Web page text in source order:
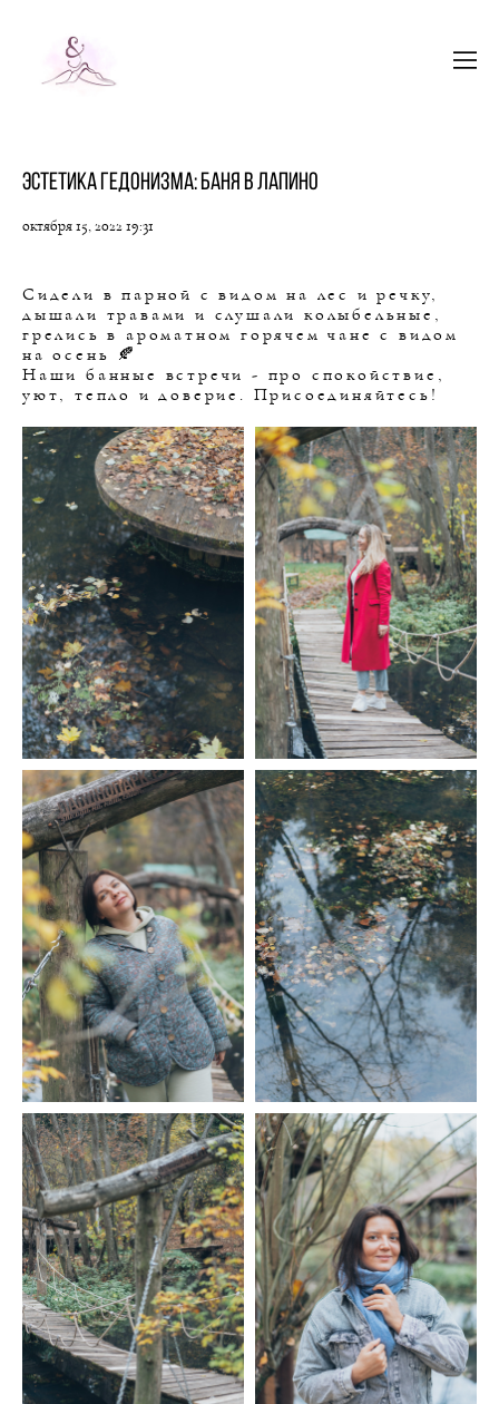
октября 15, 2022 19:31
Эстетика гедонизма: баня в Лапино
Сидели в парной с видом на лес и речку,
дышали травами и слушали колыбельные,
грелись в ароматном горячем чане с видом
на осень 🍂
Наши банные встречи - про спокойствие,
уют, тепло и доверие. Присоединяйтесь!